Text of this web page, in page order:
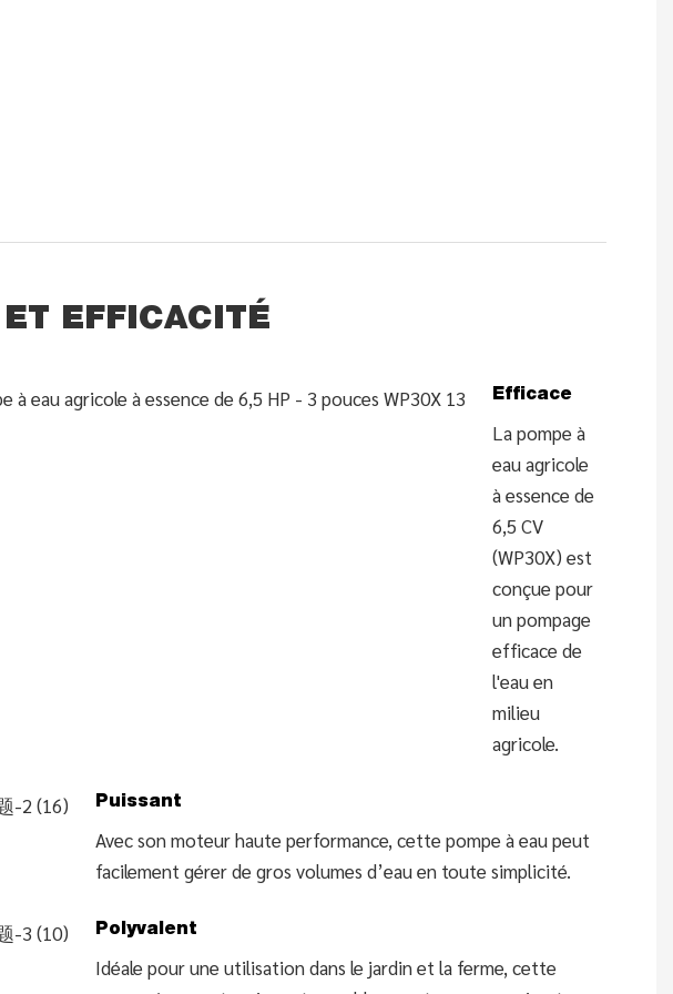
EFFICACITÉ
Efficace
La pompe à
eau agricole
à essence de
6,5 CV
(WP30X) est
conçue pour
un pompage
efficace de
l'eau en
milieu
agricole.
Puissant
Avec son moteur haute performance, cette pompe à eau peut
facilement gérer de gros volumes d’eau en toute simplicité.
Polyvalent
Idéale pour une utilisation dans le jardin et la ferme, cette